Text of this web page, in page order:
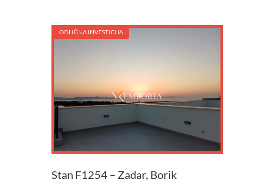
ODLIČNA INVESTICIJA
Stan F1254 – Zadar, Borik